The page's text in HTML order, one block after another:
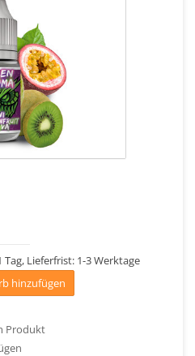
Lieferfrist: 1-3 Werktage
hinzufügen
Produkt